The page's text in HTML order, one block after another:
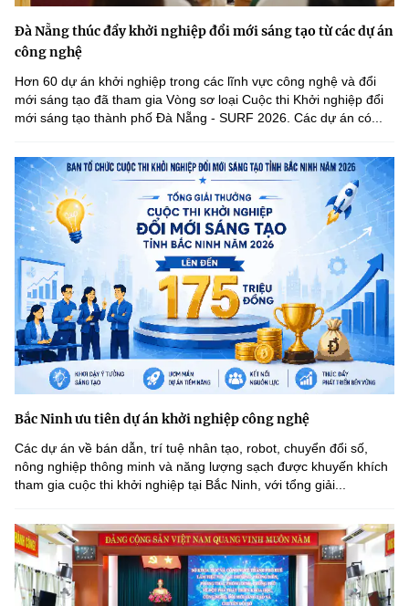
Đà Nẵng thúc đẩy khởi nghiệp đổi mới sáng tạo từ các dự án
công nghệ
Hơn 60 dự án khởi nghiệp trong các lĩnh vực công nghệ và đổi
mới sáng tạo đã tham gia Vòng sơ loại Cuộc thi Khởi nghiệp đổi
mới sáng tạo thành phố Đà Nẵng - SURF 2026. Các dự án có...
Bắc Ninh ưu tiên dự án khởi nghiệp công nghệ
Các dự án về bán dẫn, trí tuệ nhân tạo, robot, chuyển đổi số,
nông nghiệp thông minh và năng lượng sạch được khuyến khích
tham gia cuộc thi khởi nghiệp tại Bắc Ninh, với tổng giải...